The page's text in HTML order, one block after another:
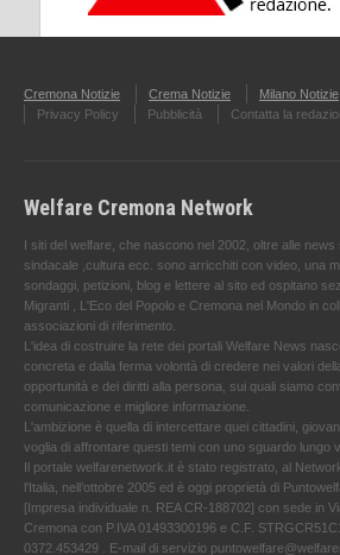
Cremona Notizie Crema Notizie Milano Notizie
Privacy Policy
Pubblicità Contatta la
Welfare Cremona Network
I siti del welfare, che nascono nel 2002, oltre alle news
sindacale ,cultura ecc. sono arricchiti con video, una
sondaggi, petizioni, blog e lettere al sito ed ospitano
Migranti , L'Eco del Popolo e Cremona nel Mondo in
associazioni di riferimento.
L'idea di costruire la rete dei portali Welfare News
concreta e dalla ferma volontà di credere nei valori
opportunità e dei diritti alla persona, sui quali siamo
comunicazione e migliore informazione.
L'ambizione è quella di intercettare quei cittadini,
voglia di affrontare questi temi con uno sguardo lungo
Il portale welfarenetwork.it è stato registrato, al
l'Italia, nell’ottobre 2005 ed è oggi proprietà di
[Impresa individuale n. REA CR-188702] con sede in
Cremona con P.IVA 01493300196 e C.F.
0372.453429 . E-mail di servizio